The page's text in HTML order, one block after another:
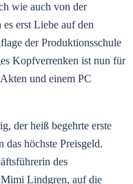
wie auch von der
erst Liebe auf den
der Produktionsschule
Kopfverrenken ist nun für
und einem PC
der heiß begehrte erste
das höchste Preisgeld.
des
Mimi Lindgren, auf die